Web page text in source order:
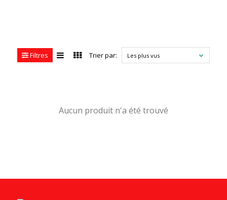
Filtres Trier par: Les plus vus
Aucun produit n'a été trouvé